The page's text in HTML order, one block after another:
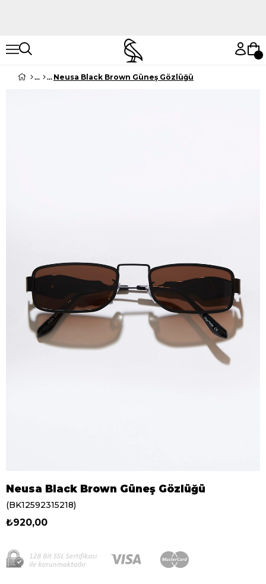
Neusa Black Brown Güneş Gözlüğü
Neusa Black Brown Güneş Gözlüğü
(BK12592315218)
₺920,00